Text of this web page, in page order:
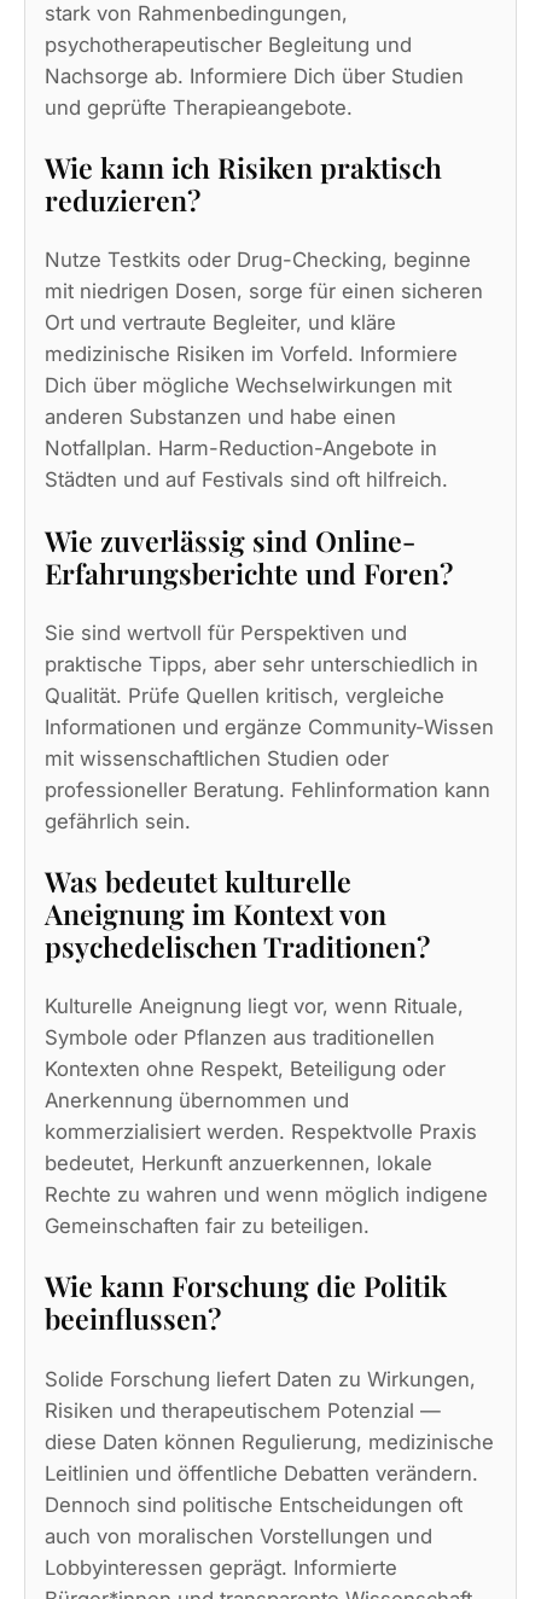
stark von Rahmenbedingungen,
psychotherapeutischer Begleitung und
Nachsorge ab. Informiere Dich über Studien
und geprüfte Therapieangebote.
Wie kann ich Risiken praktisch
reduzieren?
Nutze Testkits oder Drug-Checking, beginne
mit niedrigen Dosen, sorge für einen sicheren
Ort und vertraute Begleiter, und kläre
medizinische Risiken im Vorfeld. Informiere
Dich über mögliche Wechselwirkungen mit
anderen Substanzen und habe einen
Notfallplan. Harm-Reduction-Angebote in
Städten und auf Festivals sind oft hilfreich.
Wie zuverlässig sind Online-
Erfahrungsberichte und Foren?
Sie sind wertvoll für Perspektiven und
praktische Tipps, aber sehr unterschiedlich in
Qualität. Prüfe Quellen kritisch, vergleiche
Informationen und ergänze Community-Wissen
mit wissenschaftlichen Studien oder
professioneller Beratung. Fehlinformation kann
gefährlich sein.
Was bedeutet kulturelle
Aneignung im Kontext von
psychedelischen Traditionen?
Kulturelle Aneignung liegt vor, wenn Rituale,
Symbole oder Pflanzen aus traditionellen
Kontexten ohne Respekt, Beteiligung oder
Anerkennung übernommen und
kommerzialisiert werden. Respektvolle Praxis
bedeutet, Herkunft anzuerkennen, lokale
Rechte zu wahren und wenn möglich indigene
Gemeinschaften fair zu beteiligen.
Wie kann Forschung die Politik
beeinflussen?
Solide Forschung liefert Daten zu Wirkungen,
Risiken und therapeutischem Potenzial —
diese Daten können Regulierung, medizinische
Leitlinien und öffentliche Debatten verändern.
Dennoch sind politische Entscheidungen oft
auch von moralischen Vorstellungen und
Lobbyinteressen geprägt. Informierte